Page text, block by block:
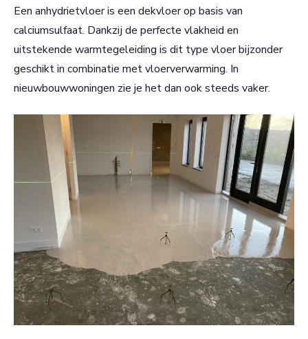
Een anhydrietvloer is een dekvloer op basis van
calciumsulfaat. Dankzij de perfecte vlakheid en
uitstekende warmtegeleiding is dit type vloer bijzonder
geschikt in combinatie met vloerverwarming. In
nieuwbouwwoningen zie je het dan ook steeds vaker.